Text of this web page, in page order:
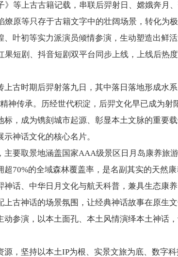
等上古古籍记载，串联后羿射日、嫦娥奔月
原等只存于古籍文字中的壮阔场景，转化为
叶初等实力派演员倾情参演，生动塑造出鲜
短剧、抖音短剧双平台同步上线，上线后热
时期后羿射落九日，其中落日落地形成水
神传承。历经世代积淀，后羿文化早已成为
，成为镌刻城市起源、彰显本土文脉的重要
神话文化的核心名片。
取景地涵盖国家AAA级景区日月岛康养旅
70%的全域森林覆盖率，是名副其实的天然
话、中华日月文化与航天科普，兼具生态康
古神话的场景氛围，让经典神话故事在原生
参演，以本土面孔、本土风情演绎本土神话
坚持以本土IP为根、实景文旅为底、数字科